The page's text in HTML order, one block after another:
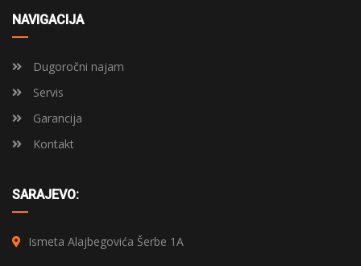
NAVIGACIJA
Dugoročni najam
Servis
Garancija
Kontakt
SARAJEVO:
Ismeta Alajbegovića Šerbe 1A